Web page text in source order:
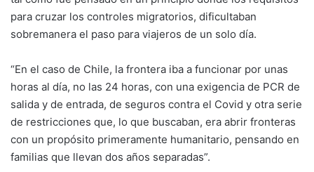
para cruzar los controles migratorios, dificultaban
sobremanera el paso para viajeros de un solo día.
“En el caso de Chile, la frontera iba a funcionar por unas
horas al día, no las 24 horas, con una exigencia de PCR de
salida y de entrada, de seguros contra el Covid y otra serie
de restricciones que, lo que buscaban, era abrir fronteras
con un propósito primeramente humanitario, pensando en
familias que llevan dos años separadas”.